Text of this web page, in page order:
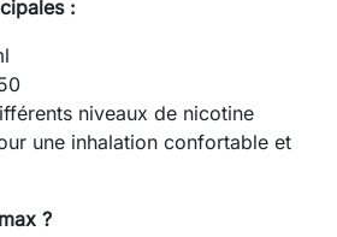
:
niveaux de nicotine
une inhalation confortable et
?